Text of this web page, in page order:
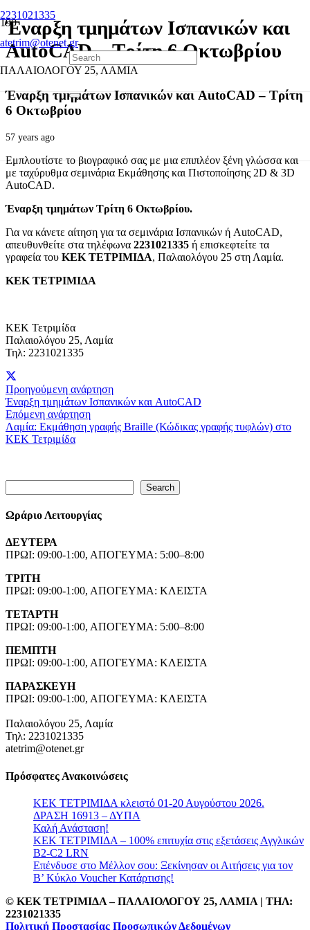
2231021335
atetrim@otenet.gr
ΠΑΛΑΙΟΛΟΓΟΥ 25, ΛΑΜΙΑ
Έναρξη τμημάτων Ισπανικών και
AutoCAD – Τρίτη 6 Οκτωβρίου
Έναρξη τμημάτων Ισπανικών και AutoCAD – Τρίτη
6 Οκτωβρίου
57 years ago
Εμπλουτίστε το βιογραφικό σας με μια επιπλέον ξένη γλώσσα και
με ταχύρυθμα σεμινάρια Εκμάθησης και Πιστοποίησης 2D & 3D
AutoCAD.
Έναρξη τμημάτων Τρίτη 6 Οκτωβρίου.
Για να κάνετε αίτηση για τα σεμινάρια Ισπανικών ή AutoCAD,
απευθυνθείτε στα τηλέφωνα 2231021335 ή επισκεφτείτε τα
γραφεία του ΚΕΚ ΤΕΤΡΙΜΙΔΑ, Παλαιολόγου 25 στη Λαμία.
ΚΕΚ ΤΕΤΡΙΜΙΔΑ
ΚΕΚ Τετριμίδα
Παλαιολόγου 25, Λαμία
Τηλ: 2231021335
Προηγούμενη ανάρτηση
Έναρξη τμημάτων Ισπανικών και AutoCAD
Επόμενη ανάρτηση
Λαμία: Εκμάθηση γραφής Braille (Κώδικας γραφής τυφλών) στο
ΚΕΚ Τετριμίδα
Search
Ωράριο Λειτουργίας
ΔΕΥΤΕΡΑ
ΠΡΩΙ: 09:00-1:00, ΑΠΟΓΕΥΜΑ: 5:00–8:00
ΤΡΙΤΗ
ΠΡΩΙ: 09:00-1:00, ΑΠΟΓΕΥΜΑ: ΚΛΕΙΣΤΑ
ΤΕΤΑΡΤΗ
ΠΡΩΙ: 09:00-1:00, ΑΠΟΓΕΥΜΑ: 5:00–8:00
ΠΕΜΠΤΗ
ΠΡΩΙ: 09:00-1:00, ΑΠΟΓΕΥΜΑ: ΚΛΕΙΣΤΑ
ΠΑΡΑΣΚΕΥΗ
ΠΡΩΙ: 09:00-1:00, ΑΠΟΓΕΥΜΑ: ΚΛΕΙΣΤΑ
Παλαιολόγου 25, Λαμία
Τηλ: 2231021335
atetrim@otenet.gr
Πρόσφατες Ανακοινώσεις
ΚΕΚ ΤΕΤΡΙΜΙΔΑ κλειστό 01-20 Αυγούστου 2026.
ΔΡΑΣΗ 16913 – ΔΥΠΑ
Καλή Ανάσταση!
ΚΕΚ ΤΕΤΡΙΜΙΔΑ – 100% επιτυχία στις εξετάσεις Αγγλικών
B2-C2 LRN
Επένδυσε στο Μέλλον σου: Ξεκίνησαν οι Αιτήσεις για τον
Β’ Κύκλο Voucher Κατάρτισης!
© ΚΕΚ ΤΕΤΡΙΜΙΔΑ – ΠΑΛΑΙΟΛΟΓΟΥ 25, ΛΑΜΙΑ | TΗΛ:
2231021335
Πολιτική Προστασίας Προσωπικών Δεδομένων